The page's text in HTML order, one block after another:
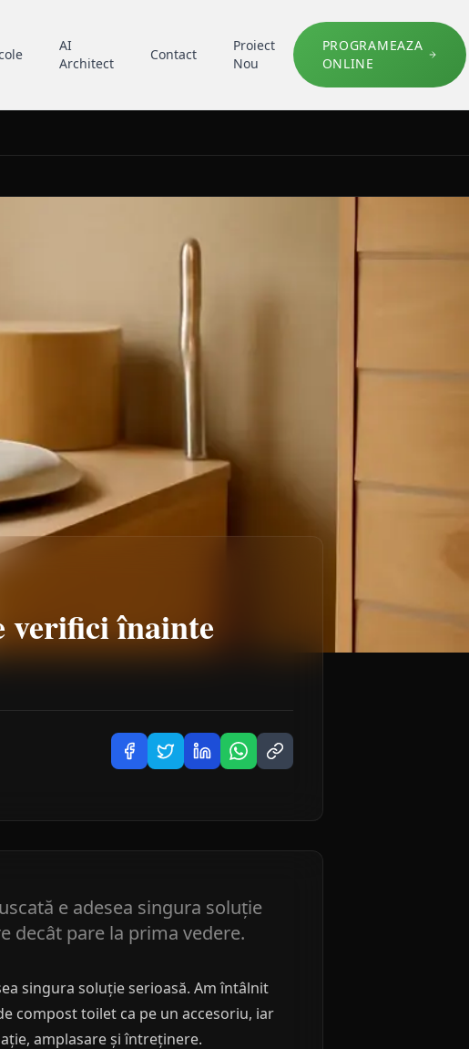
AI
Architect
Contact
Proiect
Nou
PROGRAMEAZA
ONLINE
verifici înainte
e adesea singura soluție
decât pare la prima vedere.
singura soluție serioasă. Am întâlnit
compost toilet ca pe un accesoriu, iar
amplasare și întreținere.